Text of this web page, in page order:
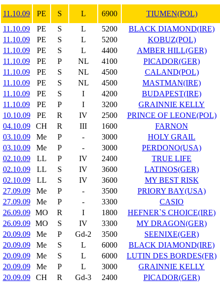
11.10.09 PE S L 6900
TIUMEN(POL)
11.10.09
PE S L 5200
BLACK DIAMOND(IRE)
11.10.09
PE S L 5200
KOBUZ(POL)
11.10.09
PE S L 4400
AMBER HILL(GER)
11.10.09
PE P NL 4100
PICADOR(GER)
11.10.09
PE S NL 4500
CALAND(POL)
11.10.09
PE S NL 4500
MASTMAN(IRE)
11.10.09
PE S I 4200
BUDAPEST(IRE)
11.10.09
PE P I 3200
GRAINNIE KELLY
10.10.09
PE R IV 2500
PRINCE OF LEONE(POL)
04.10.09
CH R III 1600
FARNON
03.10.09
Me P - 3000
HOLY GRAIL
03.10.09
Me P - 3000
PERDONO(USA)
02.10.09
LL P IV 2400
TRUE LIFE
02.10.09
LL S IV 3600
LATINOS(GER)
02.10.09
LL S IV 3600
MY BEST RISK
27.09.09
Me P - 3500
PRIORY BAY(USA)
27.09.09
Me P - 3300
CASIO
26.09.09
MO R I 1800
HEFNER`S CHOICE(IRE)
26.09.09
MO S IV 3300
MY DRAGON(GER)
20.09.09
Me P Gd-2 3500
SEENIXE(GER)
20.09.09
Me S L 6000
BLACK DIAMOND(IRE)
20.09.09
Me S L 6000
LUTIN DES BORDES(FR)
20.09.09
Me P L 3000
GRAINNIE KELLY
20.09.09
CH R Gd-3 2400
PICADOR(GER)